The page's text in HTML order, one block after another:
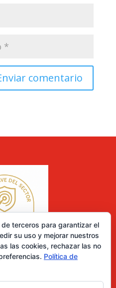
terceros para garantizar el
su uso y mejorar nuestros
las cookies, rechazar las no
Política de